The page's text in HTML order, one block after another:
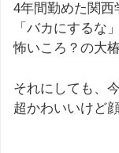
4年間勤めた関
「バカにするな
怖いころ？の大
それにしても、
超かわいいけど